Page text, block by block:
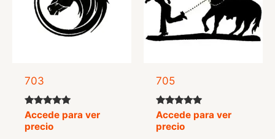
703
Valorado
con
5.00
Accede para ver
precio
705
Valorado
con
4.75
Accede para ver
precio